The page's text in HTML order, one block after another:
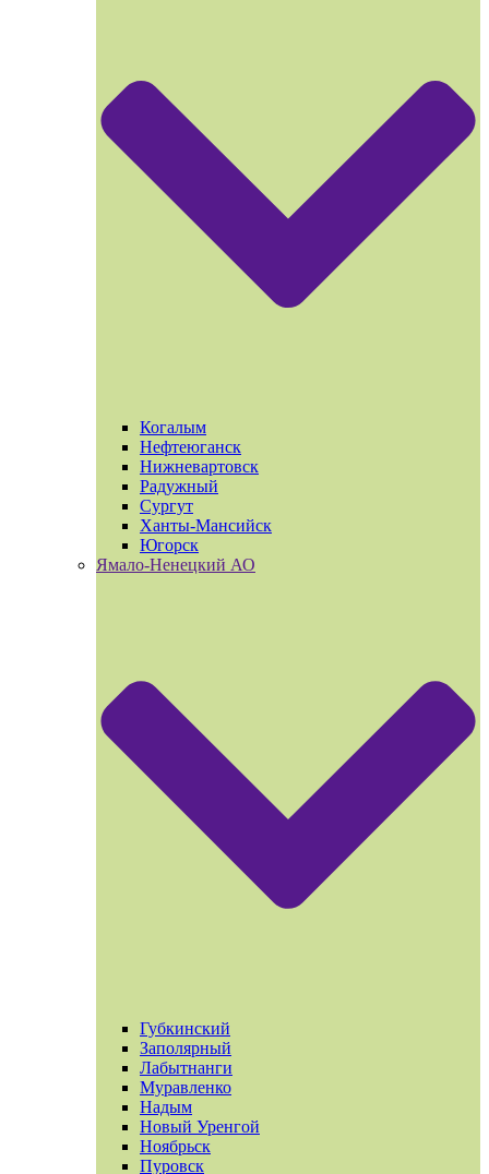
Когалым
Нефтеюганск
Нижневартовск
Радужный
Сургут
Ханты-Мансийск
Югорск
Ямало-Ненецкий АО
Губкинский
Заполярный
Лабытнанги
Муравленко
Надым
Новый Уренгой
Ноябрьск
Пуровск